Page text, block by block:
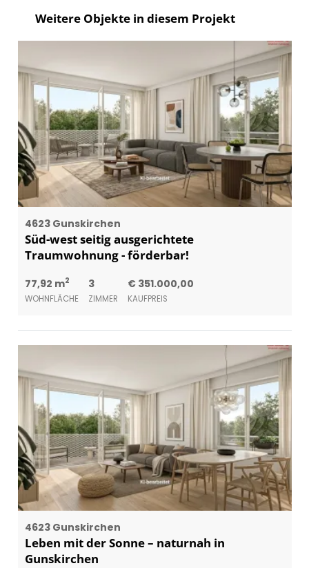
Weitere Objekte in diesem Projekt
4623 Gunskirchen
Süd-west seitig ausgerichtete
Traumwohnung - förderbar!
77,92 m2
WOHNFLÄCHE
3
ZIMMER
€ 351.000,00
KAUFPREIS
4623 Gunskirchen
Leben mit der Sonne – naturnah in
Gunskirchen